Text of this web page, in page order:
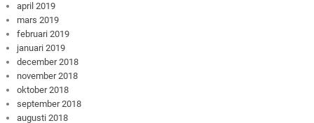
april 2019
mars 2019
februari 2019
januari 2019
december 2018
november 2018
oktober 2018
september 2018
augusti 2018